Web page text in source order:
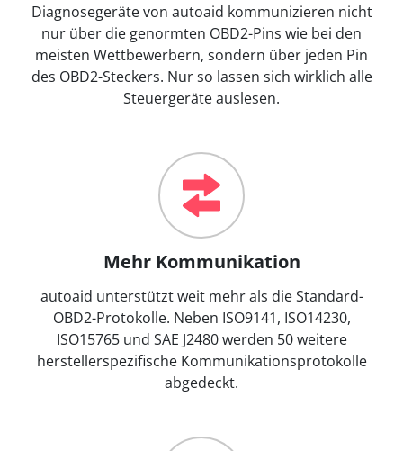
Diagnosegeräte von autoaid kommunizieren nicht
nur über die genormten OBD2-Pins wie bei den
meisten Wettbewerbern, sondern über jeden Pin
des OBD2-Steckers. Nur so lassen sich wirklich alle
Steuergeräte auslesen.
Mehr Kommunikation
autoaid unterstützt weit mehr als die Standard-
OBD2-Protokolle. Neben ISO9141, ISO14230,
ISO15765 und SAE J2480 werden 50 weitere
herstellerspezifische Kommunikationsprotokolle
abgedeckt.